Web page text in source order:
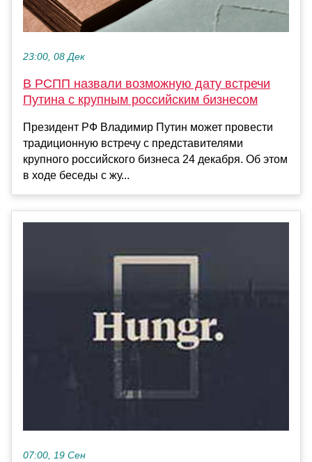
23:00, 08 Дек
В РСПП назвали возможную дату встречи
Путина с крупным российским бизнесом
Президент РФ Владимир Путин может провести
традиционную встречу с представителями
крупного российского бизнеса 24 декабря. Об этом
в ходе беседы с жу...
07:00, 19 Сен